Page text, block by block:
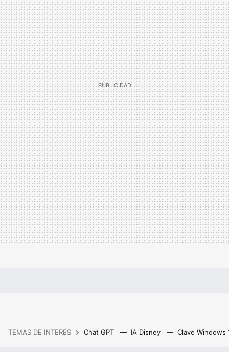
TEMAS DE INTERÉS Chat GPT IA Disney Clave Windows